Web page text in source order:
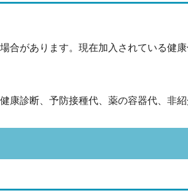
があります。現在加入されている健康
康診断、予防接種代、薬の容器代、非